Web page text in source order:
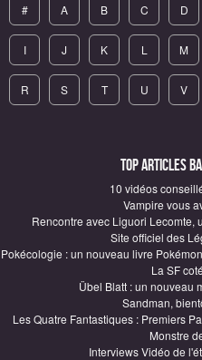
# A B C D
I J K L M
R S T U V
Top articles
10 vidéos
Vampire vous
Rencontre avec Liguori Lecomte,
Site officiel des
Pokécologie : un nouveau livre
La SF
Übel Blatt : un nouveau
Sandman,
Les Quatre Fantastiques : Premiers
Monstre
Interviews Vidéo de